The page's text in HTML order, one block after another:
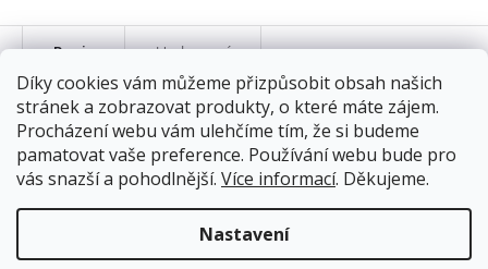
Díky cookies vám můžeme přizpůsobit obsah našich
stránek a zobrazovat produkty, o které máte zájem.
Procházení webu vám ulehčíme tím, že si budeme
pamatovat vaše preference. Používání webu bude pro
vás snazší a pohodlnější. Více informací. Děkujeme.
Nastavení
Popis Hodnocení